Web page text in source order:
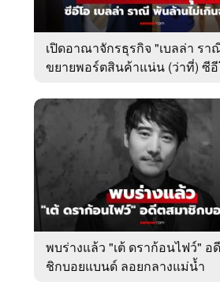
เปิดอาณาจักรธุรกิจ "เบลล่า รา
ขยายพอร์ตสินค้าแน่น (ว่าที่) ซี
พบร่างแล้ว "เต้ ดราก้อนไฟว์" อ
ชิกบอยแบนด์ ลอยกลางแม่น้ำ